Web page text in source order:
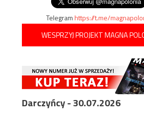
Telegramhttps://t.me/
WESPRZYJ PROJEKT MAGNA
Darczyńcy - 30.07.2026